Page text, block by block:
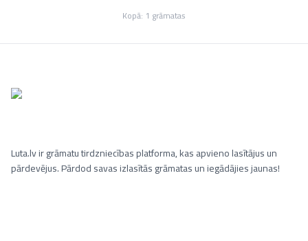
Kopā: 1 grāmatas
Luta.lv ir grāmatu tirdzniecības platforma, kas apvieno lasītājus un
pārdevējus. Pārdod savas izlasītās grāmatas un iegādājies jaunas!